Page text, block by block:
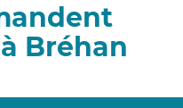
Bréhan